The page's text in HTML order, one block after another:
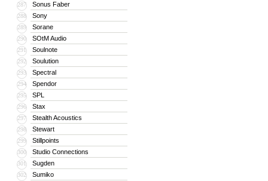
287 Sonus Faber
288 Sony
289 Sorane
290 SOtM Audio
291 Soulnote
292 Soulution
293 Spectral
294 Spendor
295 SPL
296 Stax
297 Stealth Acoustics
298 Stewart
299 Stillpoints
300 Studio Connections
301 Sugden
302 Sumiko